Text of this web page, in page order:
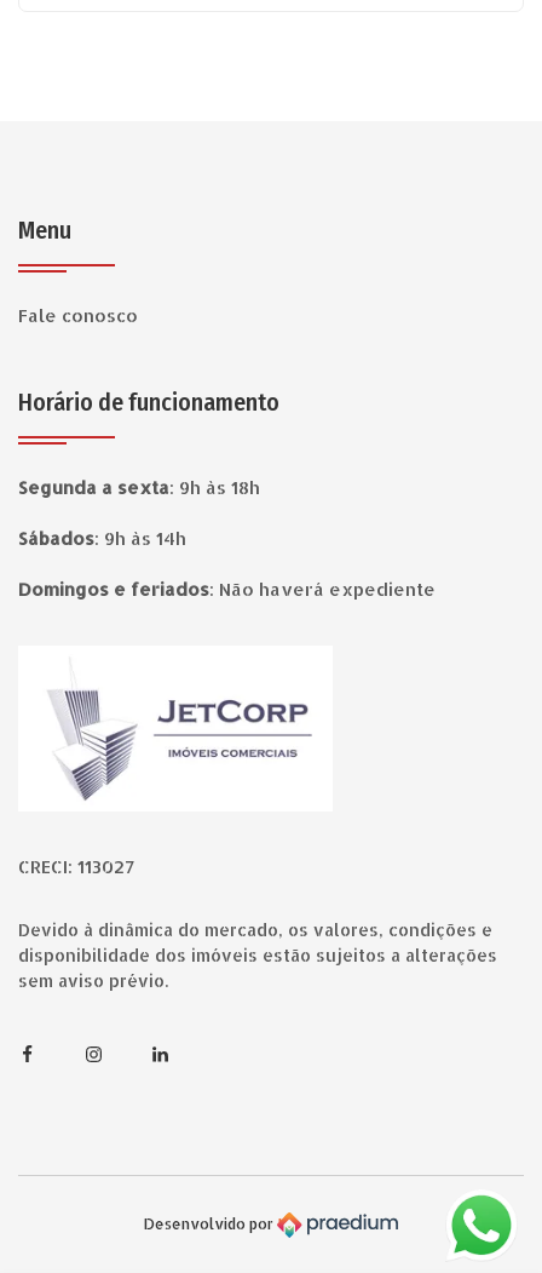
Menu
Fale conosco
Horário de funcionamento
Segunda a sexta: 9h às 18h
Sábados: 9h às 14h
Domingos e feriados: Não haverá expediente
CRECI: 113027
Devido à dinâmica do mercado, os valores, condições e
disponibilidade dos imóveis estão sujeitos a alterações
sem aviso prévio.
FacebookInstagramLinkedin
Desenvolvido por